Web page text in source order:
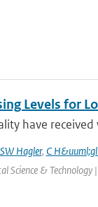
Levels for
have
Hagler, C
Science &